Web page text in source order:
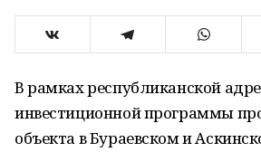
В рамках республиканской
инвестиционной программы
объекта в Бураевском и